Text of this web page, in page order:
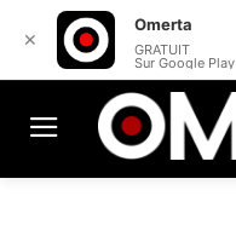
✕
Omerta
GRATUIT
Sur Google Play